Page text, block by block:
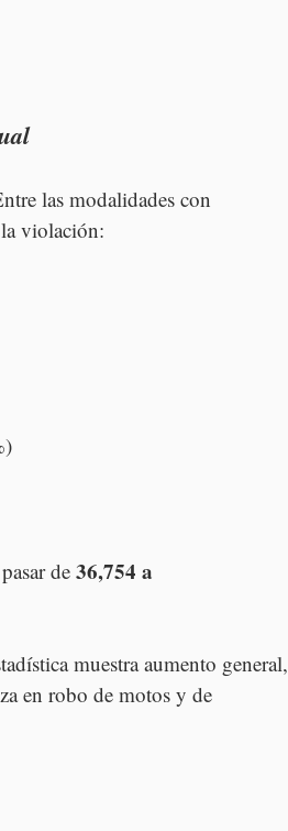
las modalidades con
violación:
)
de 36,754 a
muestra aumento general,
en robo de motos y de